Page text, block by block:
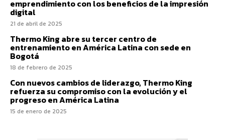
emprendimiento con los beneficios de la impresión
digital
21 de abril de 2025
Thermo King abre su tercer centro de
entrenamiento en América Latina con sede en
Bogotá
18 de febrero de 2025
Con nuevos cambios de liderazgo, Thermo King
refuerza su compromiso con la evolución y el
progreso en América Latina
15 de enero de 2025